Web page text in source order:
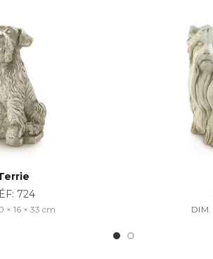
724
× 16 × 33cm DIM.